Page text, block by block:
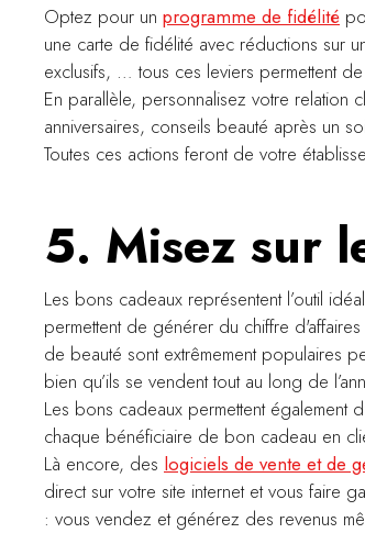
Optez pour un programme de fidélité
une carte de fidélité avec réductions sur
exclusifs, … tous ces leviers permettent
En parallèle, personnalisez votre relation
anniversaires, conseils beauté après un
Toutes ces actions feront de votre
5. Misez sur
Les bons cadeaux représentent l’outil
permettent de générer du chiffre d'affaires
de beauté sont extrêmement populaires
bien qu’ils se vendent tout au long de
Les bons cadeaux permettent également
chaque bénéficiaire de bon cadeau en
Là encore, des logiciels de vente et de
direct sur votre site internet et vous faire
: vous vendez et générez des revenus